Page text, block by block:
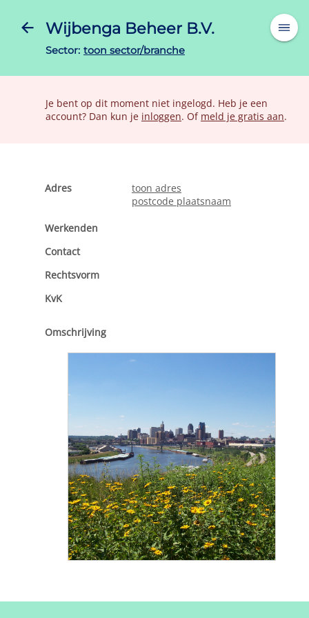
Wijbenga Beheer B.V.
Sector: toon sector/branche
Je bent op dit moment niet ingelogd. Heb je een
account? Dan kun je inloggen. Of meld je gratis aan.
Adres
toon adres
postcode plaatsnaam
Werkenden
Contact
Rechtsvorm
KvK
Omschrijving